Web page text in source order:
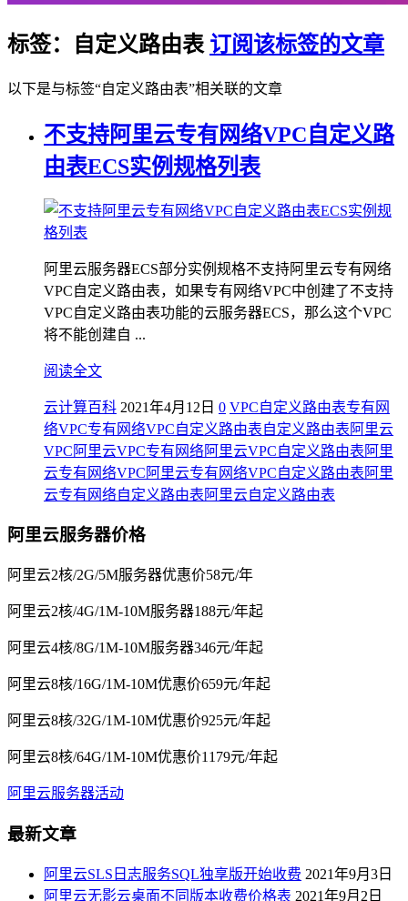
标签：自定义路由表 订阅该标签的文章
以下是与标签“自定义路由表”相关联的文章
不支持阿里云专有网络VPC自定义路
由表ECS实例规格列表
阿里云服务器ECS部分实例规格不支持阿里云专有网络
VPC自定义路由表，如果专有网络VPC中创建了不支持
VPC自定义路由表功能的云服务器ECS，那么这个VPC
将不能创建自 ...
阅读全文
云计算百科 2021年4月12日 0 VPC自定义路由表专有网
络VPC专有网络VPC自定义路由表自定义路由表 阿里云
VPC 阿里云VPC专有网络阿里云VPC自定义路由表 阿里
云专有网络VPC 阿里云专有网络VPC自定义路由表 阿里
云专有网络自定义路由表 阿里云自定义路由表
阿里云服务器价格
阿里云2核/2G/5M服务器优惠价58元/年
阿里云2核/4G/1M-10M服务器188元/年起
阿里云4核/8G/1M-10M服务器346元/年起
阿里云8核/16G/1M-10M优惠价659元/年起
阿里云8核/32G/1M-10M优惠价925元/年起
阿里云8核/64G/1M-10M优惠价1179元/年起
阿里云服务器活动
最新文章
阿里云SLS日志服务SQL独享版开始收费 2021年9月3日
阿里云无影云桌面不同版本收费价格表 2021年9月2日